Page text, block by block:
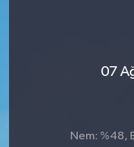
07
Nem: %48,